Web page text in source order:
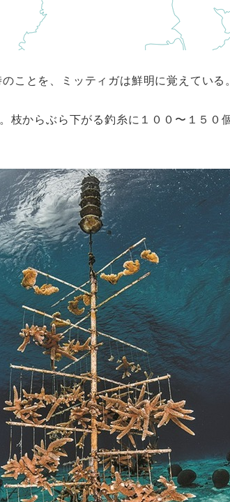
ことを、ミッティガは鮮明に覚えてい
枝からぶら下がる釣糸に１００〜１５